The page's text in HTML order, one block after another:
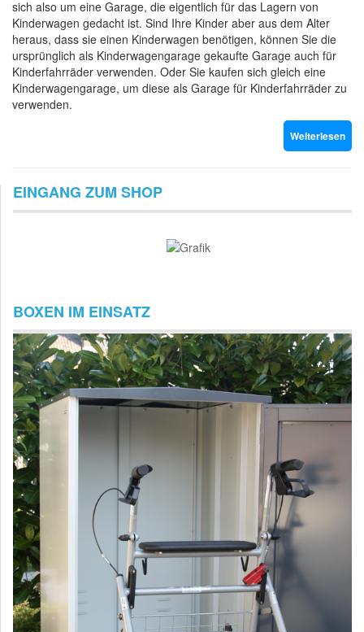
sich also um eine Garage, die eigentlich für das Lagern von
Kinderwagen gedacht ist. Sind Ihre Kinder aber aus dem Alter
heraus, dass sie einen Kinderwagen benötigen, können Sie die
ursprünglich als Kinderwagengarage gekaufte Garage auch für
Kinderfahrräder verwenden. Oder Sie kaufen sich gleich eine
Kinderwagengarage, um diese als Garage für Kinderfahrräder zu
verwenden.
Weiterlesen
EINGANG ZUM SHOP
BOXEN IM EINSATZ